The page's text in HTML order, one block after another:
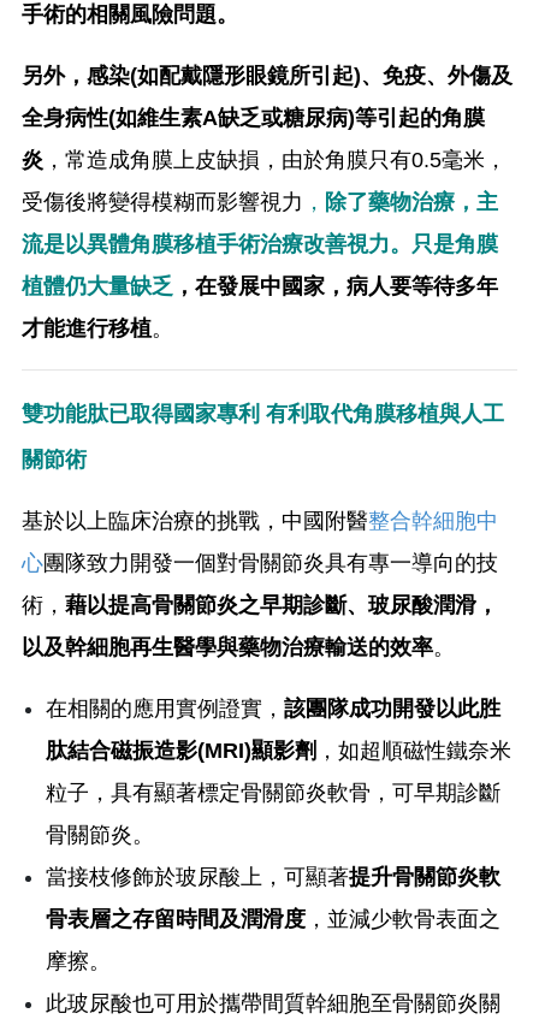
手術的相關風險問題。
另外，感染(如配戴隱形眼鏡所引起)、免疫、外傷及
全身病性(如維生素A缺乏或糖尿病)等引起的角膜
炎 ，常造成角膜上皮缺損，由於角膜只有0.5毫米，
受傷後將變得模糊而影響視力 ， 除了藥物治療，主
流是以異體角膜移植手術治療改善視力。只是角膜
植體仍大量缺乏 ，在發展中國家，病人要等待多年
才能進行移植。
雙功能肽已取得國家專利 有利取代角膜移植與人工
關節術
基於以上臨床治療的挑戰，中國附醫整合幹細胞中
心團隊致力開發一個對骨關節炎具有專一導向的技
術， 藉以提高骨關節炎之早期診斷、玻尿酸潤滑，
以及幹細胞再生醫學與藥物治療輸送的效率。
在相關的應用實例證實， 該團隊成功開發以此胜
肽結合磁振造影(MRI)顯影劑 ，如超順磁性鐵奈米
粒子，具有顯著標定骨關節炎軟骨，可早期診斷
骨關節炎。
當接枝修飾於玻尿酸上，可顯著提升骨關節炎軟
骨表層之存留時間及潤滑度 ，並減少軟骨表面之
摩擦。
此玻尿酸也可用於攜帶間質幹細胞至骨關節炎關